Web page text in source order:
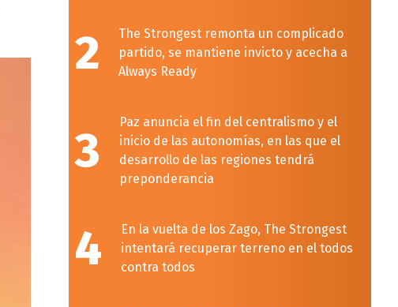
2
The Strongest remonta un complicado
partido, se mantiene invicto y acecha a
Always Ready
3
Paz anuncia el fin del centralismo y el
inicio de las autonomías, en las que el
desarrollo de las regiones tendrá
preponderancia
4
En la vuelta de los Zago, The Strongest
intentará recuperar terreno en el todos
contra todos